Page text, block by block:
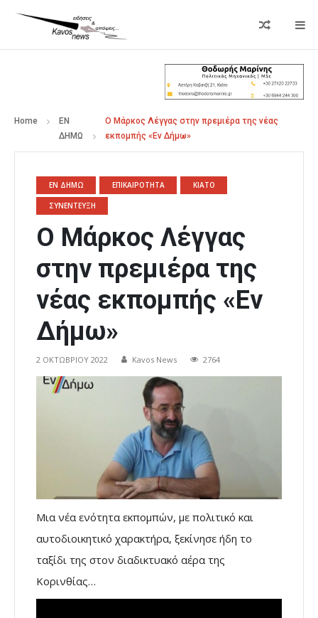
Home
ΕΝ
ΔΗΜΩ
Ο Μάρκος Λέγγας στην πρεμιέρα της νέας
εκπομπής «Εν Δήμω»
ΕΝ ΔΗΜΩ ΕΠΙΚΑΙΡΟΤΗΤΑ ΚΙΑΤΟ
ΣΥΝΕΝΤΕΥΞΗ
Ο Μάρκος Λέγγας
στην πρεμιέρα της
νέας εκπομπής «Εν
Δήμω»
2 ΟΚΤΩΒΡΊΟΥ 2022 Kavos News 2764
Μια νέα ενότητα εκπομπών, με πολιτικό και
αυτοδιοικητικό χαρακτήρα, ξεκίνησε ήδη το
ταξίδι της στον διαδικτυακό αέρα της
Κορινθίας…